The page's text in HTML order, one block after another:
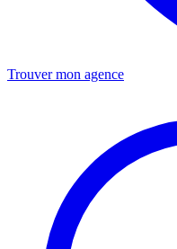
Trouver mon agence